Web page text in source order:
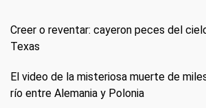
Creer o reventar: cayeron peces del
Texas
El video de la misteriosa muerte de
río entre Alemania y Polonia